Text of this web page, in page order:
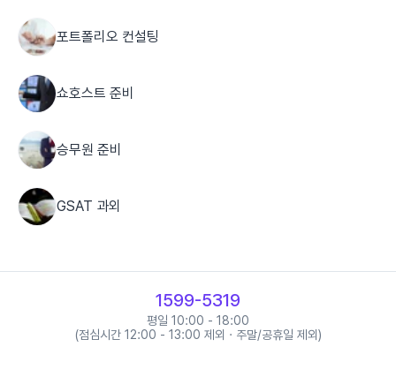
포트폴리오 컨설팅
쇼호스트 준비
승무원 준비
GSAT 과외
1599-5319
평일 10:00 - 18:00
(점심시간 12:00 - 13:00 제외 · 주말/공휴일 제외)